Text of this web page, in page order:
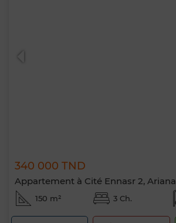
340 000 TND
Appartement à Cité Ennasr 2, Ariana
150 m² 3 Ch.